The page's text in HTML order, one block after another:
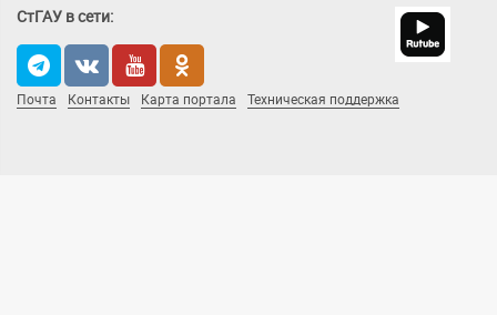
СтГАУ в сети:
Почта Контакты Карта портала Техническая поддержка